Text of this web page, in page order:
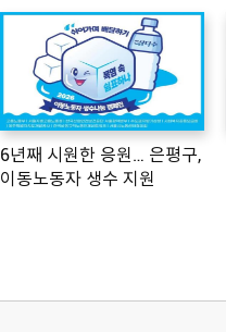
6년째 시원한 응원… 은평구,
이동노동자 생수 지원